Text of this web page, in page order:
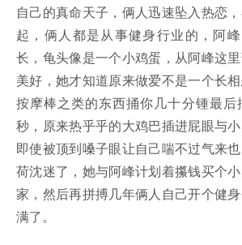
自己的真命天子，俩人迅速坠入热恋
起，俩人都是从事健身行业的，阿
长，龟头像是一个小鸡蛋，从阿峰这
美好，她才知道原来做爱不是一个长
按摩棒之类的东西捅你几十分锺最后
秒，原来热乎乎的大鸡巴插进屁眼与
即使被顶到嗓子眼让自己喘不过气来
荷沈迷了，她与阿峰计划着攥钱买个
家，然后再拼搏几年俩人自己开个健
满了。